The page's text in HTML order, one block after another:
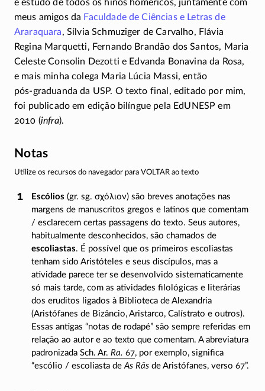
e estudo de todos os hinos homéricos, juntamente com
meus amigos da Faculdade de Ciências e Letras de
Araraquara, Sílvia Schmuziger de Carvalho, Flávia
Regina Marquetti, Fernando Brandão dos Santos, Maria
Celeste Consolin Dezotti e Edvanda Bonavina da Rosa,
e mais minha colega Maria Lúcia Massi, então
pós-graduanda da USP. O texto final, editado por mim,
foi publicado em edição bilíngue pela EdUNESP em
2010 (infra).
Notas
Utilize os recursos do navegador para VOLTAR ao texto
Escólios (gr. sg. σχόλιον) são breves anotações nas
margens de manuscritos gregos e latinos que comentam
/ esclarecem certas passagens do texto. Seus autores,
habitualmente desconhecidos, são chamados de
escoliastas. É possível que os primeiros escoliastas
tenham sido Aristóteles e seus discípulos, mas a
atividade parece ter se desenvolvido sistematicamente
só mais tarde, com as atividades filológicas e literárias
dos eruditos ligados à Biblioteca de Alexandria
(Aristófanes de Bizâncio, Aristarco, Calístrato e outros).
Essas antigas “notas de rodapé” são sempre referidas em
relação ao autor e ao texto que comentam. A abreviatura
padronizada Sch. Ar. Ra. 67, por exemplo, significa
“escólio / escoliasta deAs Rãsde Aristófanes, verso 67”.